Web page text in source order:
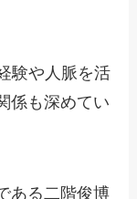
験や人脈を活
係も深めてい
ある二階俊博